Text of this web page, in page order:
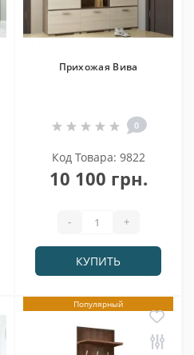
Прихожая Вива
0
Код Товара: 9822
10 100 грн.
- +
КУПИТЬ
Популярный